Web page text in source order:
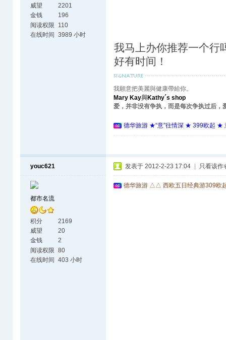
威望
2201
金钱
196
阅读权限
110
在线时间 3989 小时
我马上办你推荐一个行
好有时间！
我願意把美麗與健康帶給你。
Mary Kay與Kathy´s shop
爱，并非没有争执，而是每次争执过后，
德华旅游 ★“意”往情深 ★ 399欧起 ★
youc621
都市名流
积分
2169
威望
20
金钱
2
阅读权限 80
在线时间 403 小时
发表于 2012-2-23 17:04 只看该作
德华旅游 △△ 西欧五日经典游309欧